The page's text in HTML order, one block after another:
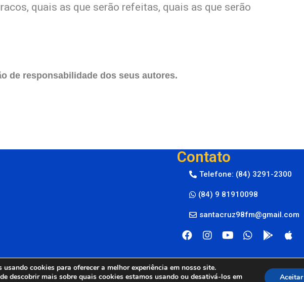
quais as que serão refeitas, quais as que serão
de responsabilidade dos seus autores.
Contato
Telefone: (84) 3291-2300
(84) 9 81910098
santacruz98fm@gmail.com
usando cookies para oferecer a melhor experiência em nosso site.
descobrir mais sobre quais cookies estamos usando ou desativá-los em
Aceitar